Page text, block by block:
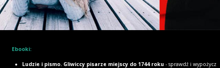
Ebooki:
Ludzie i pismo. Gliwiccy pisarze miejscy do 1744 roku - sprawdź i wypożycz